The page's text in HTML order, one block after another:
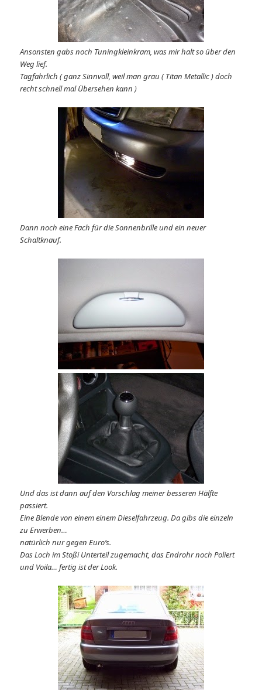
Ansonsten gabs noch Tuningkleinkram, was mir halt so über den
Weg lief.
Tagfahrlich ( ganz Sinnvoll, weil man grau ( Titan Metallic ) doch
recht schnell mal Übersehen kann )
Dann noch eine Fach für die Sonnenbrille und ein neuer
Schaltknauf.
Und das ist dann auf den Vorschlag meiner besseren Hälfte
passiert.
Eine Blende von einem einem Dieselfahrzeug. Da gibs die einzeln
zu Erwerben…
natürlich nur gegen Euro’s.
Das Loch im Stoßi Unterteil zugemacht, das Endrohr noch Poliert
und Voila… fertig ist der Look.